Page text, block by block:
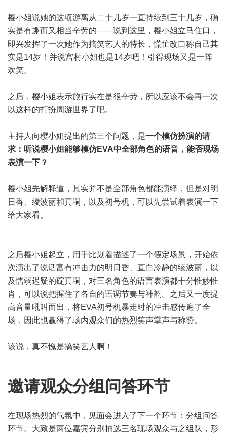
樱小姐说她的这项游离从二十几岁一直持续到三十几岁，确
实是有趣而又相当辛劳的——说到这里，樱小姐立马住口，
即兴发挥了一次她作为搞笑艺人的特长，慌忙改口称自己其
实是14岁！并说宫村小姐也是14岁吧！引得现场又是一阵
欢笑。
之后，樱小姐表示旅行实在是很辛劳，所以应该不会再一次
以这样的打扮周游世界了吧。
主持人向樱小姐提出的第三个问题，是一个模仿扮演的请
求：听说樱小姐能够模仿EVA中全部角色的语音，能否现场
表演一下？
樱小姐先解释道，其实并不是全部角色都能演绎，但是对明
日香、绫波丽和真嗣，以及初号机，可以先尝试着表演一下
给大家看。
之后樱小姐起立，用手比划着描述了一个假定场景，开始依
次演出了说话富有冲击力的明日香、直白冷静的绫波丽，以
及懦弱迟疑的碇真嗣，对三名角色的语言表演都十分惟妙惟
肖，可以说把握住了各自的语调节奏与神韵。之后又一度提
高音量吼叫而出，将EVA初号机暴走时的冲击感传遍了全
场，因此也赢得了场内观众们的热烈笑声掌声与称赞。
该说，真不愧是搞笑艺人啊！
邀请观众分组问答环节
在现场热烈的气氛中，见面会进入了下一个环节：分组问答
环节。大致是两位嘉宾分别抽选三名现场观众与之组队，形